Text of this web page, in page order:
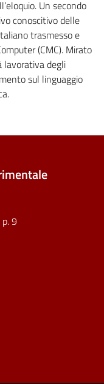
Un secondo
conoscitivo delle
trasmesso e
(CMC). Mirato
degli
sul linguaggio
9